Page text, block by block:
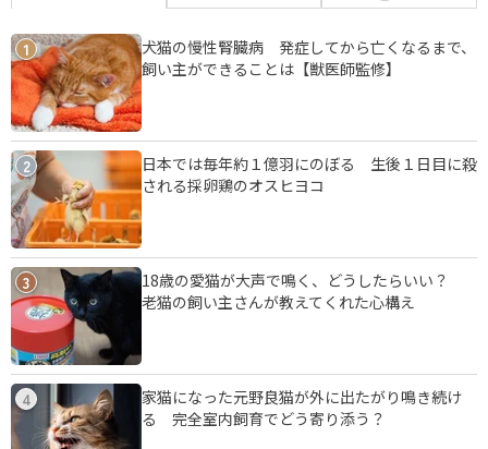
1
犬猫の慢性腎臓病 発症してから亡くなるまで、
飼い主ができることは【獣医師監修】
2
日本では毎年約１億羽にのぼる 生後１日目に殺
される採卵鶏のオスヒヨコ
3
18歳の愛猫が大声で鳴く、どうしたらいい？
老猫の飼い主さんが教えてくれた心構え
4
家猫になった元野良猫が外に出たがり鳴き続け
る 完全室内飼育でどう寄り添う？